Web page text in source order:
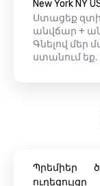
New York NY
Ստացեք
անվճար +
Գնելով մեր
ստանում
Պրեմիեր
ուղեցույցը